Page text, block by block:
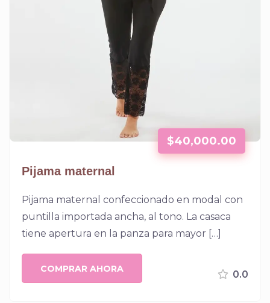
$40,000.00
Pijama maternal
Pijama maternal confeccionado en modal con
puntilla importada ancha, al tono. La casaca
tiene apertura en la panza para mayor […]
COMPRAR AHORA 0.0